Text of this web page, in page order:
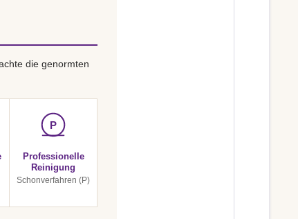
die genormten
P
Professionelle
Reinigung
Schonverfahren (P)